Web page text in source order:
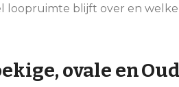
loopruimte blijft over en
ovale en